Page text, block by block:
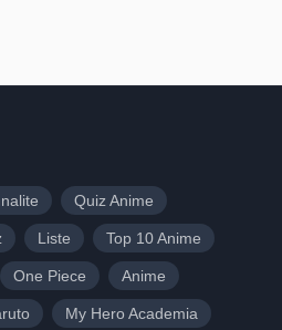
Quiz Anime
Liste Top 10 Anime
One Piece Anime
My Hero Academia